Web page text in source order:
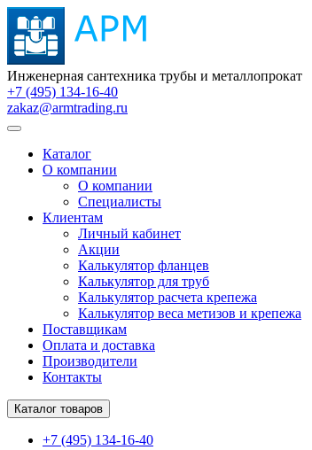
Инженерная сантехника трубы и металлопрокат
+7 (495) 134-16-40
zakaz@armtrading.ru
Каталог
О компании
О компании
Специалисты
Клиентам
Личный кабинет
Акции
Калькулятор фланцев
Калькулятор для труб
Калькулятор расчета крепежа
Калькулятор веса метизов и крепежа
Поставщикам
Оплата и доставка
Производители
Контакты
Каталог товаров
+7 (495) 134-16-40